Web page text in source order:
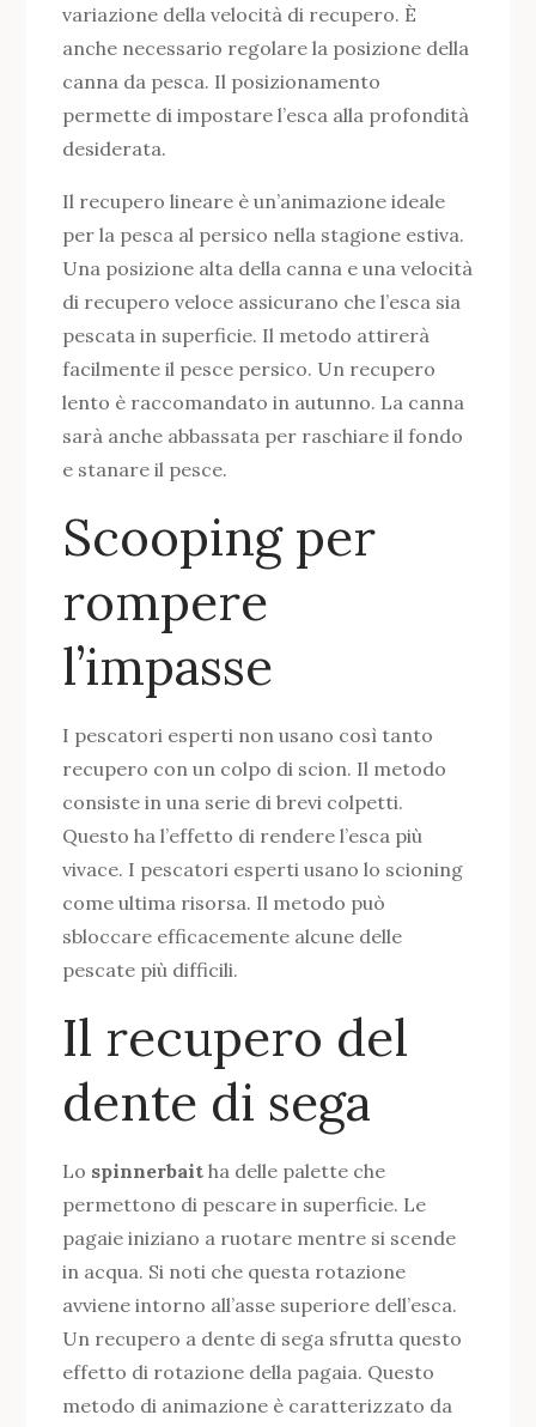
variazione della velocità di recupero. È
anche necessario regolare la posizione della
canna da pesca. Il posizionamento
permette di impostare l’esca alla profondità
desiderata.
Il recupero lineare è un’animazione ideale
per la pesca al persico nella stagione estiva.
Una posizione alta della canna e una velocità
di recupero veloce assicurano che l’esca sia
pescata in superficie. Il metodo attirerà
facilmente il pesce persico. Un recupero
lento è raccomandato in autunno. La canna
sarà anche abbassata per raschiare il fondo
e stanare il pesce.
Scooping per
rompere
l’impasse
I pescatori esperti non usano così tanto
recupero con un colpo di scion. Il metodo
consiste in una serie di brevi colpetti.
Questo ha l’effetto di rendere l’esca più
vivace. I pescatori esperti usano lo scioning
come ultima risorsa. Il metodo può
sbloccare efficacemente alcune delle
pescate più difficili.
Il recupero del
dente di sega
Lo spinnerbait ha delle palette che
permettono di pescare in superficie. Le
pagaie iniziano a ruotare mentre si scende
in acqua. Si noti che questa rotazione
avviene intorno all’asse superiore dell’esca.
Un recupero a dente di sega sfrutta questo
effetto di rotazione della pagaia. Questo
metodo di animazione è caratterizzato da